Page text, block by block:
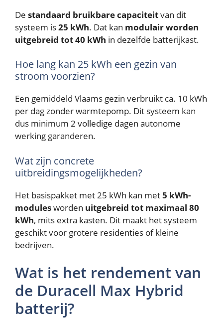
De standaard bruikbare capaciteitvan dit
systeem is25 kWh. Dat kan modulair worden
uitgebreid tot 40 kWh in dezelfde batterijkast.
Hoe lang kan 25 kWh een gezin van
stroom voorzien?
Een gemiddeld Vlaams gezin verbruikt ca. 10 kWh
per dag zonder warmtepomp. Dit systeem kan
dus minimum 2 volledige dagen autonome
werking garanderen.
Wat zijn concrete
uitbreidingsmogelijkheden?
Het basispakket met 25 kWh kan met5 kWh-
modulesworden uitgebreid tot maximaal 80
kWh, mits extra kasten. Dit maakt het systeem
geschikt voor grotere residenties of kleine
bedrijven.
Wat is het rendement van
de Duracell Max Hybrid
batterij?